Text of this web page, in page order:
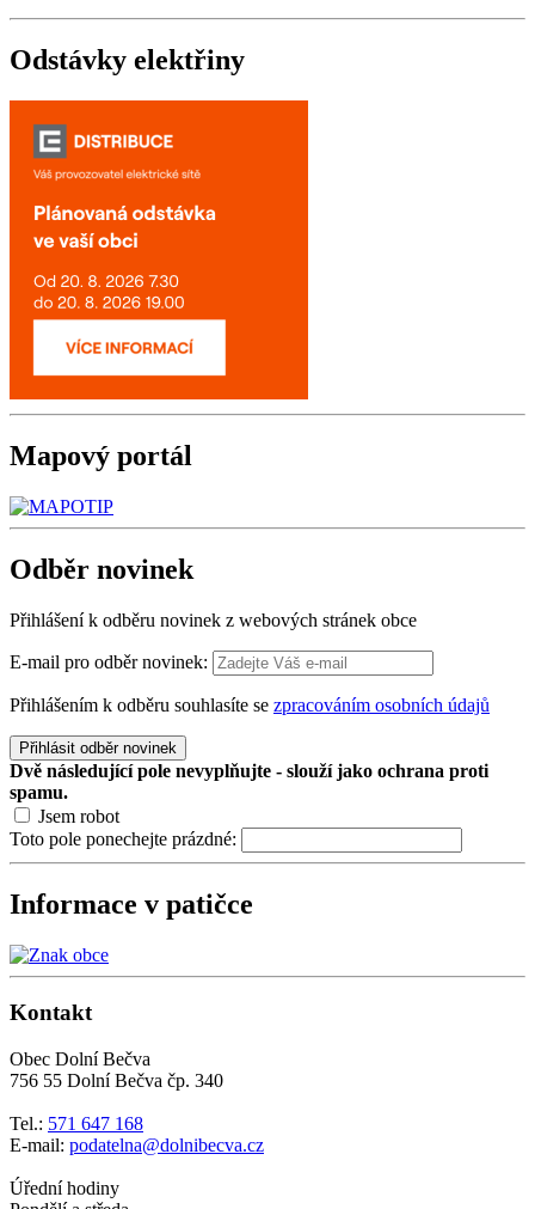
Odstávky elektřiny
Mapový portál
Odběr novinek
Přihlášení k odběru novinek z webových stránek obce
E-mail pro odběr novinek:
Přihlášením k odběru souhlasíte se zpracováním osobních údajů
Přihlásit odběr novinek
Dvě následující pole nevyplňujte - slouží jako ochrana proti
spamu.
Jsem robot
Toto pole ponechejte prázdné:
Informace v patičce
Kontakt
Obec Dolní Bečva
756 55 Dolní Bečva čp. 340
Tel.: 571 647 168
E-mail: podatelna@dolnibecva.cz
Úřední hodiny